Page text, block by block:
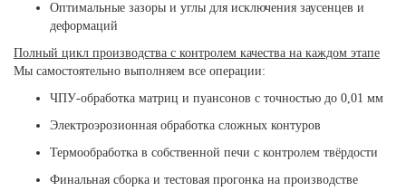
Оптимальные зазоры и углы для исключения заусенцев и
деформаций
Полный цикл производства с контролем качества на каждом этапе
Мы самостоятельно выполняем все операции:
ЧПУ-обработка матриц и пуансонов с точностью до 0,01 мм
Электроэрозионная обработка сложных контуров
Термообработка в собственной печи с контролем твёрдости
Финальная сборка и тестовая прогонка на производстве